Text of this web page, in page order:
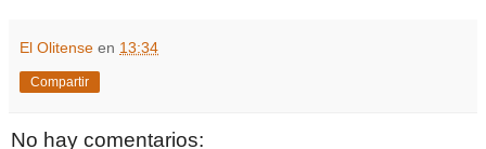
El Olitense en 13:34
Compartir
No hay comentarios: